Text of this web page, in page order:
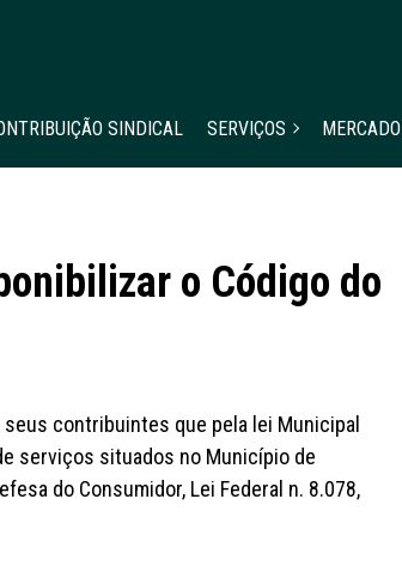
SINDICAL SERVIÇOS MERCADO
o Código do
contribuintes que pela lei Municipal
serviços situados no Município de
do Consumidor, Lei Federal n. 8.078,